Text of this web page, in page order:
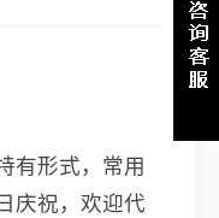
有形式，常用
庆祝，欢迎代